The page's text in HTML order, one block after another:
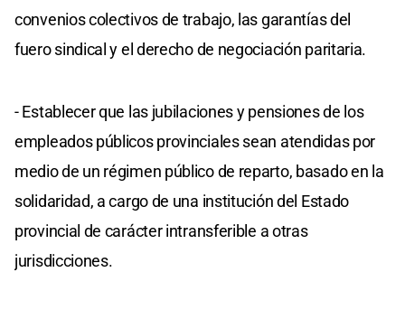
convenios colectivos de trabajo, las garantías del
fuero sindical y el derecho de negociación paritaria.
- Establecer que las jubilaciones y pensiones de los
empleados públicos provinciales sean atendidas por
medio de un régimen público de reparto, basado en la
solidaridad, a cargo de una institución del Estado
provincial de carácter intransferible a otras
jurisdicciones.